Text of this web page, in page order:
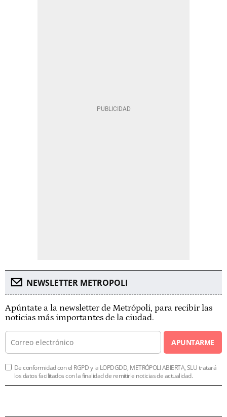
NEWSLETTER METROPOLI
Apúntate a la newsletter de Metrópoli, para recibir las
noticias más importantes de la ciudad.
APUNTARME
De conformidad con el RGPD y la LOPDGDD, METRÓPOLI ABIERTA, SLU tratará
los datos facilitados con la finalidad de remitirle noticias de actualidad.